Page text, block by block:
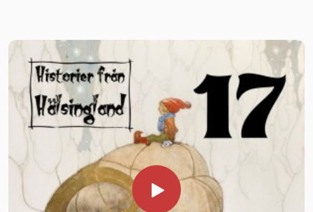
”gåva äldre”. Vill du vara anonym skriv gärna det.BANK-GIRO
5111–9261
För mer information om projektet besök
https://www.historierfranhalsingland.se/berattarstunder-
pa-aldreboenden/
Den artonde luckan i vår kalender innehåller Härjedalen.
Dagens sägner är hämtade ur böckerna Svenska folksägner
av Herman Hofberg, 90 sagor från Hälsingland av Viktor
Johnsson och Svenska sägner av Ebbe Schön,
lofsdalenfakta.se samt Institutet för språk och
folkminnens arkiv i Uppsala.
Vill du stödja podden? SWISH 1235672431
BOKA IN HISTORIER FRÅN HÄLSINGLAND Vill du, din
förening eller företag boka Historier från Hälsingland för en
berättarkväll? Mejla oss på